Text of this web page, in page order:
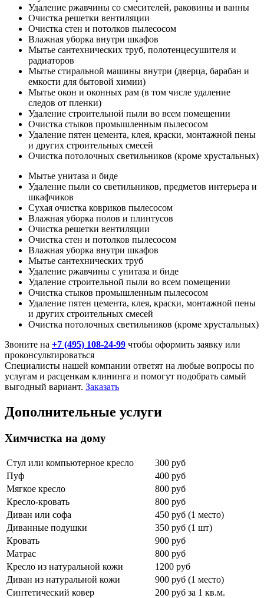
Удаление ржавчины со смесителей, раковины и ванны
Очистка решетки вентиляции
Очистка стен и потолков пылесосом
Влажная уборка внутри шкафов
Мытье сантехнических труб, полотенцесушителя и
радиаторов
Мытье стиральной машины внутри (дверца, барабан и
емкости для бытовой химии)
Мытье окон и оконных рам (в том числе удаление
следов от пленки)
Удаление строительной пыли во всем помещении
Очистка стыков промышленным пылесосом
Удаление пятен цемента, клея, краски, монтажной пены
и других строительных смесей
Очистка потолочных светильников (кроме хрустальных)
Мытье унитаза и биде
Удаление пыли со светильников, предметов интерьера и
шкафчиков
Сухая очистка ковриков пылесосом
Влажная уборка полов и плинтусов
Очистка решетки вентиляции
Очистка стен и потолков пылесосом
Влажная уборка внутри шкафов
Мытье сантехнических труб
Удаление ржавчины с унитаза и биде
Удаление строительной пыли во всем помещении
Очистка стыков промышленным пылесосом
Удаление пятен цемента, клея, краски, монтажной пены
и других строительных смесей
Очистка потолочных светильников (кроме хрустальных)
Звоните на +7 (495) 108-24-99 чтобы оформить заявку или
проконсультироваться
Специалисты нашей компании ответят на любые вопросы по
услугам и расценкам клининга и помогут подобрать самый
выгодный вариант. Заказать
Дополнительные услуги
Химчистка на дому
Стул или компьютерное кресло
300 руб
Пуф
400 руб
Мягкое кресло
800 руб
Кресло-кровать
800 руб
Диван или софа
450 руб (1 место)
Диванные подушки
350 руб (1 шт)
Кровать
900 руб
Матрас
800 руб
Кресло из натуральной кожи
1200 руб
Диван из натуральной кожи
900 руб (1 место)
Синтетический ковер
200 руб за 1 кв.м.